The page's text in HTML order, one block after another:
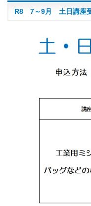
R8 7～9月 土日講座